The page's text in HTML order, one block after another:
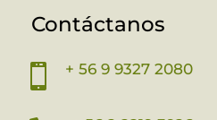
Contáctanos
 + 56 9 9327 2080